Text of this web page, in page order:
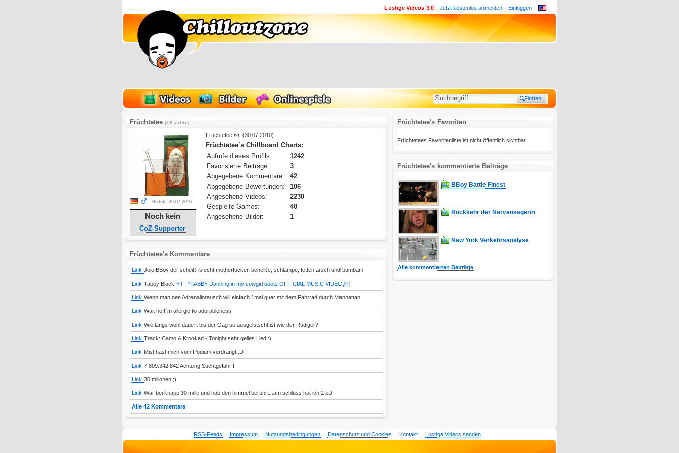
Einloggen
Jetzt kostenlos anmelden
Lustige Videos 3.0
Früchtetee (16 Jahre)
Beitritt: 29.07.2010
Noch kein
CoZ-Supporter
Früchtetee ist. (30.07.2010)
Früchtetee´s Chillboard Charts:
Aufrufe dieses Profils:
1242
Favorisierte Beiträge:
3
Abgegebene Kommentare:
42
Abgegebene Bewertungen:
106
Angesehene Videos:
2230
Gespielte Games:
40
Angesehene Bilder:
1
Früchtetee's Kommentare
Link Jojo BBoy der scheiß is echt motherfucker, scheiße, schlampe, fetten arsch und bämbäm
Link Tabby Black YT - *TABBY-Dancing in my cowgirl boots OFFICIAL MUSIC VIDEO,
Link Wenn man nen Adrenalinrausch will einfach 1mal quer mit dem Fahrrad durch Manhattan
Link Wait no I´m allergic to adorableness
Link Wie langs wohl dauert bis der Gag so ausgelutscht ist wie der Rüdiger?
Link Track: Camo & Krooked - Tonight sehr geiles Lied :)
Link Mist hast mich vom Podium verdrängt :D
Link 7.809.342.842 Achtung Suchtgefahr!!
Link 30 millonen ;)
Link War bei knapp 30 mille und hab den himmel berührt...am schluss hat ich 2 xD
Alle 42 Kommentare
Früchtetee's Favoriten
Früchtetees Favoritenliste ist nicht öffentlich sichtbar.
Früchtetee's kommentierte Beiträge
BBoy Battle Finest
Rückkehr der Nervensägerin
New York Verkehrsanalyse
Alle kommentierten Beiträge
RSS-Feeds Impressum Nutzungsbedingungen Datenschutz und Cookies Kontakt Lustige Videos senden